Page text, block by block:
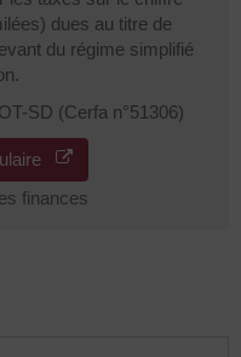
dues au titre de
du régime simplifié
SD (Cerfa n°51306)
finances